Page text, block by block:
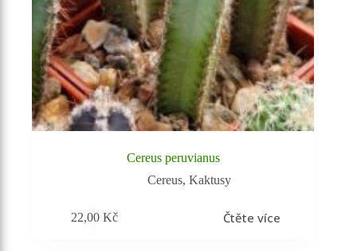
Cereus peruvianus
Cereus, Kaktusy
22,00Kč Čtěte více